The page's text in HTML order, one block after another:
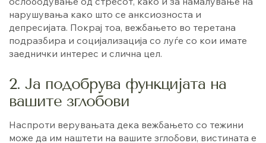
нарушувања како што се анксиозноста и
депресијата. Покрај тоа, вежбањето во теретана
подразбира и социјализација со луѓе со кои имате
заеднички интерес и слична цел.
2. Ја подобрува функцијата на
вашите зглобови
Наспроти верувањата дека вежбањето со тежини
може да им наштети на вашите зглобови, вистината е